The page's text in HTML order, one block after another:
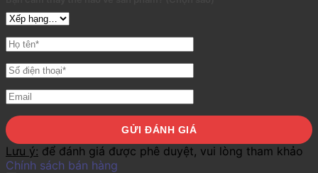
Lưu ý: để đánh giá được phê duyệt, vui lòng tham khảo
Chính sách bán hàng